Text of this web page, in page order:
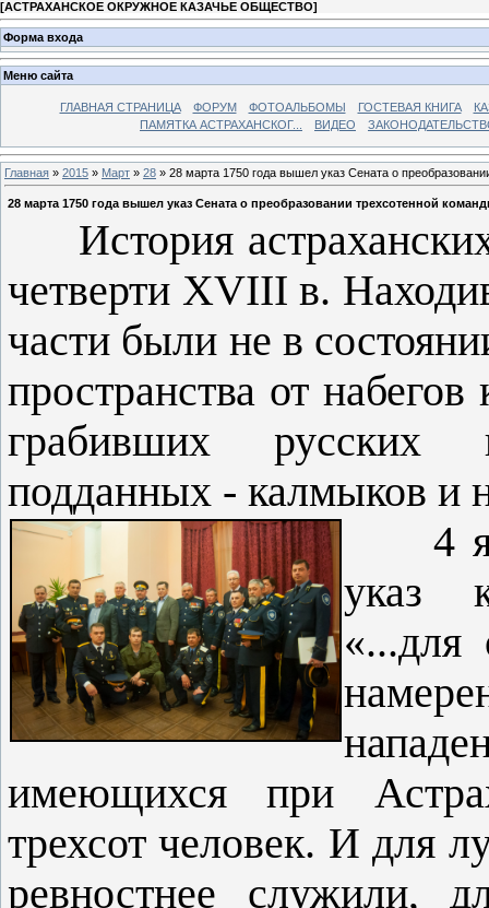
[АСТРАХАНСКОЕ ОКРУЖНОЕ КАЗАЧЬЕ ОБЩЕСТВО]
Форма входа
Меню сайта
ГЛАВНАЯ СТРАНИЦА ФОРУМ ФОТОАЛЬБОМЫ ГОСТЕВАЯ КНИГА
ПАМЯТКА АСТРАХАНСКОГ...
ВИДЕО
Главная » 2015 » Март » 28 » 28 марта 1750 года вышел указ Сената о
28 марта 1750 года вышел указ Сената о преобразовании трехсотенной
История астраханских
четверти XVIII в.
части были не в
пространства от набегов
грабивших русских
подданных - калмыков и
4
указ
«...для
имеющихся при
трехсот человек. И для
ревностнее служили,